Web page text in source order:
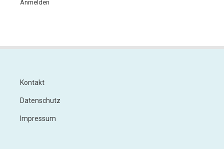
Anmelden
Kontakt
Datenschutz
Impressum